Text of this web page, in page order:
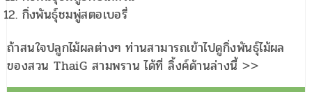
กิ่งพันธุ์ชมพู่สตอเบอรี่
ถ้าสนใจปลูกไม้ผลต่างๆ ท่านสามารถเข้าไปดูกิ่งพันธุ์ไม้ผล
ของสวน ThaiG สามพราน ได้ที่ ลิ้งค์ด้านล่างนี้ >>